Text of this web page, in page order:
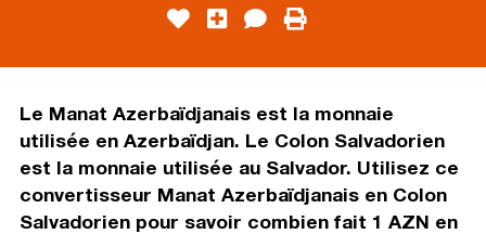
Le Manat Azerbaïdjanais est la monnaie
utilisée en Azerbaïdjan. Le Colon Salvadorien
est la monnaie utilisée au Salvador. Utilisez ce
convertisseur Manat Azerbaïdjanais en Colon
Salvadorien pour savoir combien fait 1 AZN en